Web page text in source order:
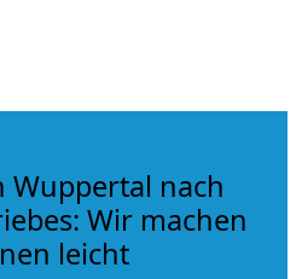
Wuppertal nach
Wir machen
leicht